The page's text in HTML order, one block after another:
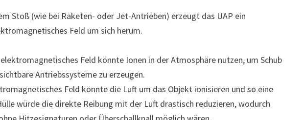
Stoß (wie bei Raketen- oder Jet-Antrieben) erzeugt das UAP ein
Feld um sich herum.
Feld könnte Ionen in der Atmosphäre nutzen, um Schub
Antriebssysteme zu erzeugen.
Feld könnte die Luft um das Objekt ionisieren und so eine
würde die direkte Reibung mit der Luft drastisch reduzieren, wodurch